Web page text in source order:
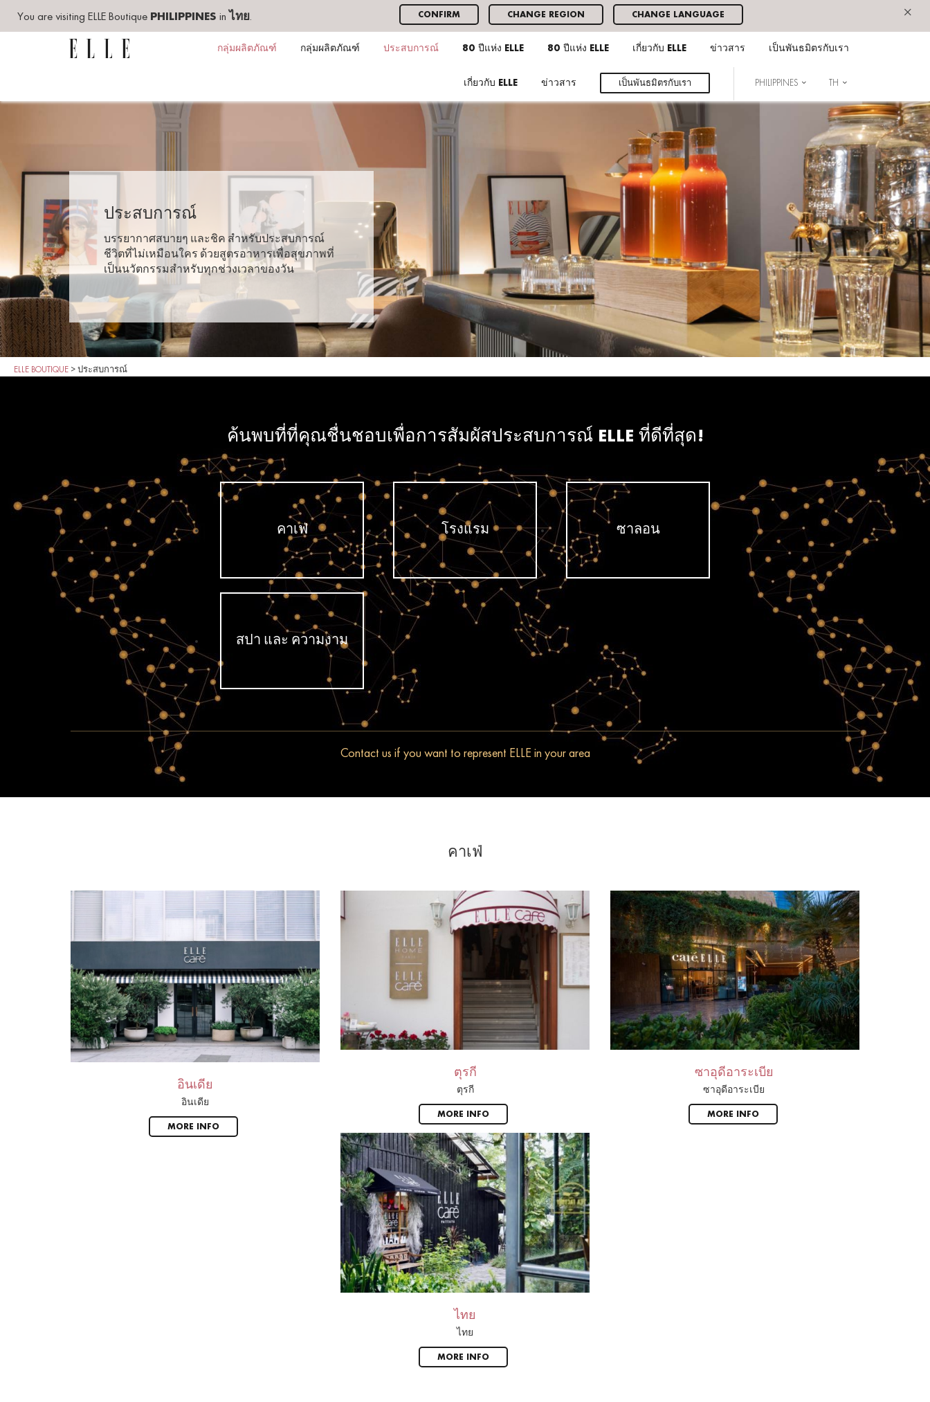
You are visiting ELLE Boutique PHILIPPINES in ไทย. CONFIRM CHANGE REGION CHANGE LANGUAGE ×
กลุ่มผลิตภัณฑ์ กลุ่มผลิตภัณฑ์ ประสบการณ์ 80 ปีแห่ง ELLE 80 ปีแห่ง ELLE เกี่ยวกับ ELLE ข่าวสาร เป็นพันธมิตรกับเรา
เกี่ยวกับ ELLE ข่าวสาร เป็นพันธมิตรกับเรา PHILIPPINES TH
ประสบการณ์
บรรยากาศสบายๆ และชิค สำหรับประสบการณ์
ชีวิตที่ไม่เหมือนใคร ด้วยสูตรอาหารเพื่อสุขภาพที่
เป็นนวัตกรรมสำหรับทุกช่วงเวลาของวัน
ELLE BOUTIQUE > ประสบการณ์
ค้นพบที่ที่คุณชื่นชอบเพื่อการสัมผัสประสบการณ์ ELLE ที่ดีที่สุด!
คาเฟ่ โรงแรม ซาลอน
สปา และ ความงาม
Contact us if you want to represent ELLE in your area
คาเฟ่
อินเดีย
อินเดีย
MORE INFO
ตุรกี
ตุรกี
MORE INFO
ซาอุดีอาระเบีย
ซาอุดีอาระเบีย
MORE INFO
ไทย
ไทย
MORE INFO